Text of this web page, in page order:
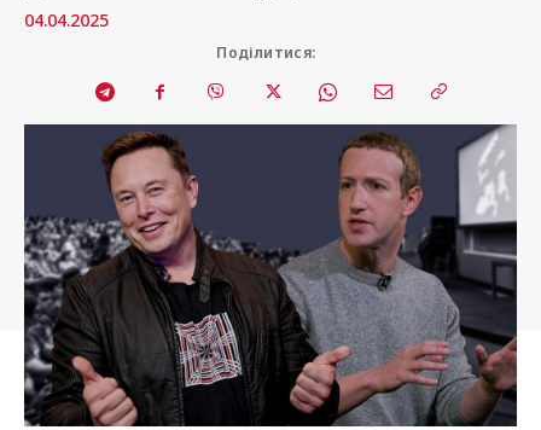
04.04.2025
Поділитися: